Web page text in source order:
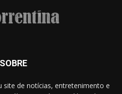
SOBRE
site de notícias, entretenimento e